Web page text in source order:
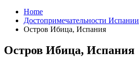
Home
Достопримечательности Испании
Остров Ибица, Испания
Остров Ибица, Испания